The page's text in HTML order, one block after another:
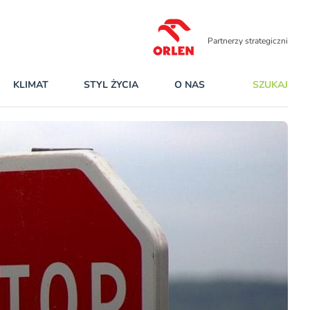
Partnerzy strategiczni
KLIMAT STYL ŻYCIA O NAS SZUKAJ